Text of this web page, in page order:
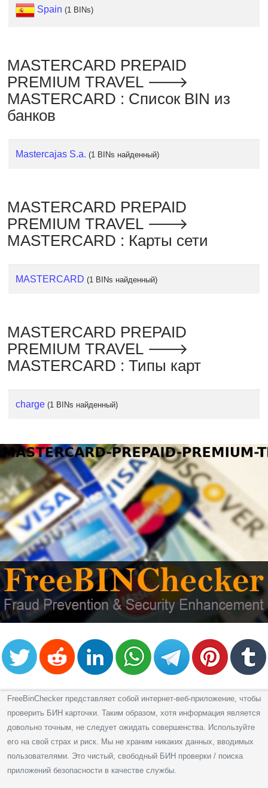
Validator
Spain (1 BINs)
MASTERCARD PREPAID
PREMIUM TRAVEL 🡒
MASTERCARD : Список BIN из
банков
Mastercajas S.a. (1 BINs найденный)
MASTERCARD PREPAID
PREMIUM TRAVEL 🡒
MASTERCARD : Карты сети
MASTERCARD (1 BINs найденный)
MASTERCARD PREPAID
PREMIUM TRAVEL 🡒
MASTERCARD : Типы карт
charge (1 BINs найденный)
FreeBinChecker представляет собой интернет-веб-приложение, чтобы
проверить БИН карточки. Таким образом, хотя информация является
довольно точным, не следует ожидать совершенства. Используйте
его на свой страх и риск. Мы не храним никаких данных, вводимых
пользователями. Это чистый, свободный БИН проверки / поиска
приложений безопасности в качестве службы.